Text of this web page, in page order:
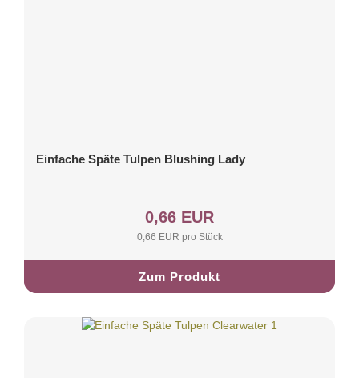
Einfache Späte Tulpen Blushing Lady
0,66 EUR
0,66 EUR pro Stück
Zum Produkt